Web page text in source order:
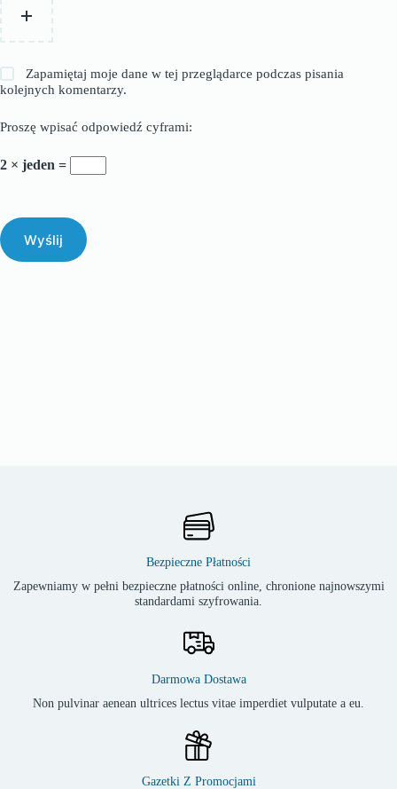
Zapamiętaj moje dane w tej przeglądarce podczas pisania
kolejnych komentarzy.
Proszę wpisać odpowiedź cyframi:
2 × jeden =
Wyślij
Bezpieczne Płatności
Zapewniamy w pełni bezpieczne płatności online, chronione najnowszymi
standardami szyfrowania.
Darmowa Dostawa
Non pulvinar aenean ultrices lectus vitae imperdiet vulputate a eu.
Gazetki Z Promocjami